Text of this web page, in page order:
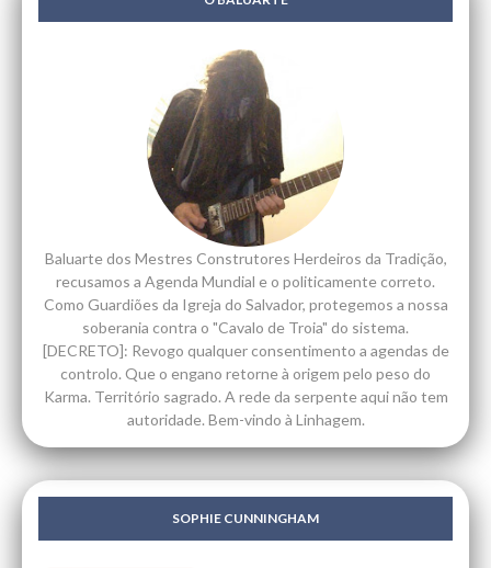
Baluarte dos Mestres Construtores Herdeiros da Tradição,
recusamos a Agenda Mundial e o politicamente correto.
Como Guardiões da Igreja do Salvador, protegemos a nossa
soberania contra o "Cavalo de Troia" do sistema.
[DECRETO]: Revogo qualquer consentimento a agendas de
controlo. Que o engano retorne à origem pelo peso do
Karma. Território sagrado. A rede da serpente aqui não tem
autoridade. Bem-vindo à Linhagem.
SOPHIE CUNNINGHAM